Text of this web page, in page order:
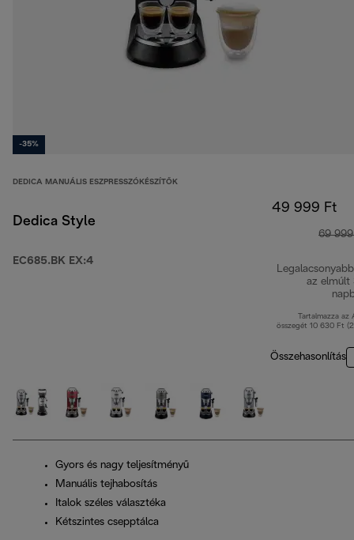
-35%
DEDICA MANUÁLIS ESZPRESSZÓKÉSZÍTŐK
Dedica Style
EC685.BK EX:4
49 999 Ft
69
az elmúlt
Tartalmazza az
összegét 10 630 Ft
Összehasonlítás
Gyors és nagy teljesítményű
Manuális tejhabosítás
Italok széles választéka
Kétszintes csepptálca